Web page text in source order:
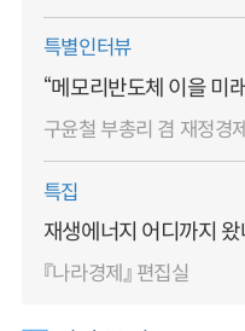
특별인터뷰
“메모리반도체 이을 미
구윤철 부총리 겸 재정경
특집
재생에너지 어디까지 왔
『나라경제』 편집실